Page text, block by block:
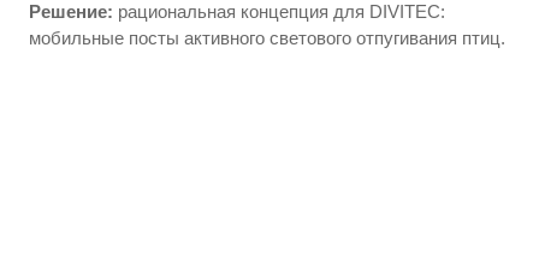
Решение: рациональная концепция для DIVITEC:
мобильные посты активного светового отпугивания птиц.